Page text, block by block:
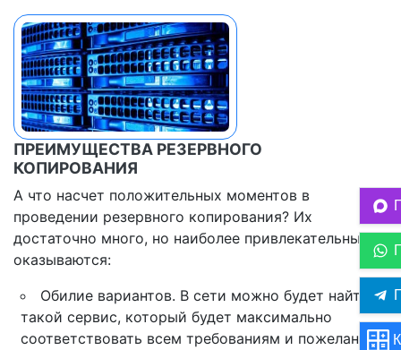
ПРЕИМУЩЕСТВА РЕЗЕРВНОГО
КОПИРОВАНИЯ
А что насчет положительных моментов в
проведении резервного копирования? Их
достаточно много, но наиболее привлекательными
оказываются:
Обилие вариантов. В сети можно будет найти
такой сервис, который будет максимально
соответствовать всем требованиям и пожеланиям